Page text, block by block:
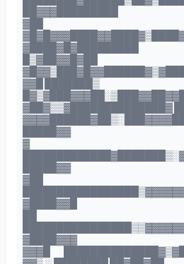
██▓▓▓█████████
▓██
▓████▓█▓█████████
█▒▓██▓▓█▓██
▓▓█ ███████▒
▓██▓▒▒▓██████████████▓
█████▓▓
▓
█████▓▓
▓██
▓████▓▓█
▓████▓▓▓
▓▓▓█